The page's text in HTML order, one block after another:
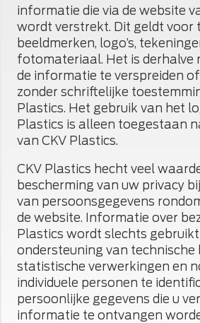
informatie die via de website
wordt verstrekt. Dit geldt voor
beeldmerken, logo’s,
fotomateriaal. Het is derhalve
de informatie te verspreiden
zonder schriftelijke
Plastics. Het gebruik van het
Plastics is alleen toegestaan
van CKV Plastics.
CKV Plastics hecht veel
bescherming van uw privacy
van persoonsgegevens
de website. Informatie over
Plastics wordt slechts
ondersteuning van technische
statistische verwerkingen en
individuele personen te
persoonlijke gegevens die u
informatie te ontvangen